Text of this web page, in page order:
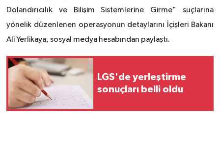
Dolandırıcılık ve Bilişim Sistemlerine Girme" suçlarına
yönelik düzenlenen operasyonun detaylarını İçişleri Bakanı
Ali Yerlikaya, sosyal medya hesabından paylaştı.
LGS'de yerleştirme
sonuçları belli oldu